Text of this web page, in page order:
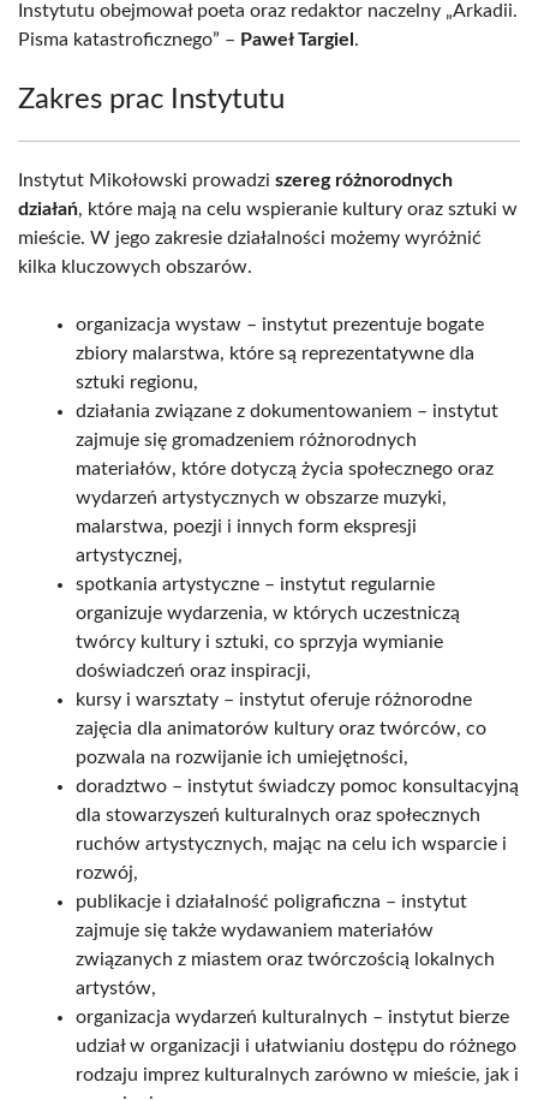
Instytutu obejmował poeta oraz redaktor naczelny „Arkadii.
Pisma katastroficznego” – Paweł Targiel .
Zakres prac Instytutu
Instytut Mikołowski prowadzi szereg różnorodnych
działań, które mają na celu wspieranie kultury oraz sztuki w
mieście. W jego zakresie działalności możemy wyróżnić
kilka kluczowych obszarów.
organizacja wystaw – instytut prezentuje bogate
zbiory malarstwa, które są reprezentatywne dla
sztuki regionu,
działania związane z dokumentowaniem – instytut
zajmuje się gromadzeniem różnorodnych
materiałów, które dotyczą życia społecznego oraz
wydarzeń artystycznych w obszarze muzyki,
malarstwa, poezji i innych form ekspresji
artystycznej,
spotkania artystyczne – instytut regularnie
organizuje wydarzenia, w których uczestniczą
twórcy kultury i sztuki, co sprzyja wymianie
doświadczeń oraz inspiracji,
kursy i warsztaty – instytut oferuje różnorodne
zajęcia dla animatorów kultury oraz twórców, co
pozwala na rozwijanie ich umiejętności,
doradztwo – instytut świadczy pomoc konsultacyjną
dla stowarzyszeń kulturalnych oraz społecznych
ruchów artystycznych, mając na celu ich wsparcie i
rozwój,
publikacje i działalność poligraficzna – instytut
zajmuje się także wydawaniem materiałów
związanych z miastem oraz twórczością lokalnych
artystów,
organizacja wydarzeń kulturalnych – instytut bierze
udział w organizacji i ułatwianiu dostępu do różnego
rodzaju imprez kulturalnych zarówno w mieście, jak i